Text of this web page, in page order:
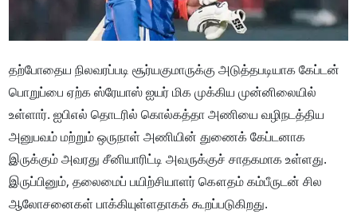
தற்போதைய நிலவரப்படி சூர்யகுமாருக்கு அடுத்தபடியாக கேப்டன்
பொறுப்பை ஏற்க ஸ்ரேயாஸ் ஐயர் மிக முக்கிய முன்னிலையில்
உள்ளார். ஐபிஎல் தொடரில் கொல்கத்தா அணியை வழிநடத்திய
அனுபவம் மற்றும் ஒருநாள் அணியின் துணைக் கேப்டனாக
இருக்கும் அவரது சீனியாரிட்டி அவருக்குச் சாதகமாக உள்ளது.
இருப்பினும், தலைமைப் பயிற்சியாளர் கௌதம் கம்பீருடன் சில
ஆலோசனைகள் பாக்கியுள்ளதாகக் கூறப்படுகிறது.